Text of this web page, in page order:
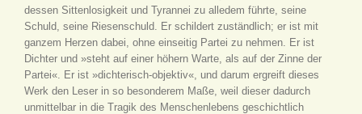
dessen Sittenlosigkeit und Tyrannei zu alledem führte, seine
Schuld, seine Riesenschuld. Er schildert zuständlich; er ist mit
ganzem Herzen dabei, ohne einseitig Partei zu nehmen. Er ist
Dichter und »steht auf einer höhern Warte, als auf der Zinne der
Partei«. Er ist »dichterisch-objektiv«, und darum ergreift dieses
Werk den Leser in so besonderem Maße, weil dieser dadurch
unmittelbar in die Tragik des Menschenlebens geschichtlich